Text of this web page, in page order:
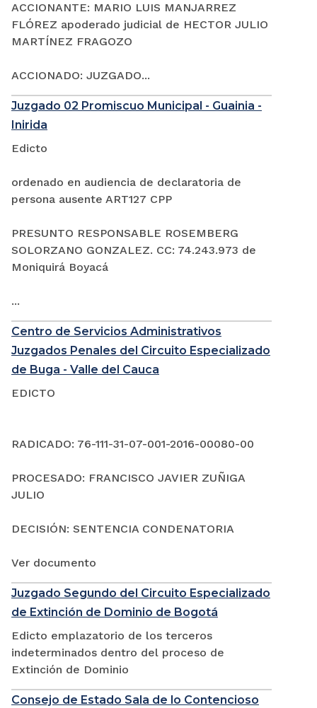
ACCIONANTE: MARIO LUIS MANJARREZ
FLÓREZ apoderado judicial de HECTOR JULIO
MARTÍNEZ FRAGOZO
ACCIONADO: JUZGADO...
Juzgado 02 Promiscuo Municipal - Guainia -
Inirida
Edicto
ordenado en audiencia de declaratoria de
persona ausente ART127 CPP
PRESUNTO RESPONSABLE ROSEMBERG
SOLORZANO GONZALEZ. CC: 74.243.973 de
Moniquirá Boyacá
...
Centro de Servicios Administrativos
Juzgados Penales del Circuito Especializado
de Buga - Valle del Cauca
EDICTO
RADICADO: 76-111-31-07-001-2016-00080-00
PROCESADO: FRANCISCO JAVIER ZUÑIGA
JULIO
DECISIÓN: SENTENCIA CONDENATORIA
Ver documento
Juzgado Segundo del Circuito Especializado
de Extinción de Dominio de Bogotá
Edicto emplazatorio de los terceros
indeterminados dentro del proceso de
Extinción de Dominio
Consejo de Estado Sala de lo Contencioso